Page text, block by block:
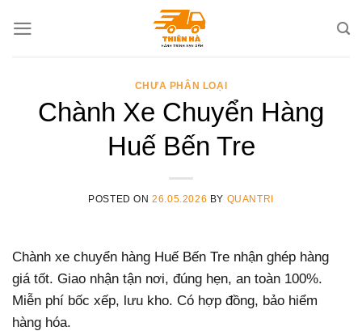
CHƯA PHÂN LOẠI
Chành Xe Chuyển Hàng
Huế Bến Tre
POSTED ON26.05.2026 BY QUANTRI
Chành xe chuyển hàng Huế Bến Tre nhận ghép hàng
giá tốt. Giao nhận tận nơi, đúng hẹn, an toàn 100%.
Miễn phí bốc xếp, lưu kho. Có hợp đồng, bảo hiểm
hàng hóa.